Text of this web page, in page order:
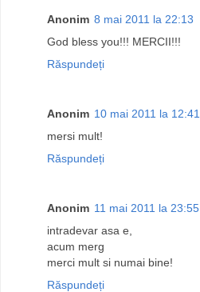
Anonim 8 mai 2011 la 22:13
God bless you!!! MERCII!!!
Răspundeți
Anonim 10 mai 2011 la 12:41
mersi mult!
Răspundeți
Anonim 11 mai 2011 la 23:55
intradevar asa e,
acum merg
merci mult si numai bine!
Răspundeți